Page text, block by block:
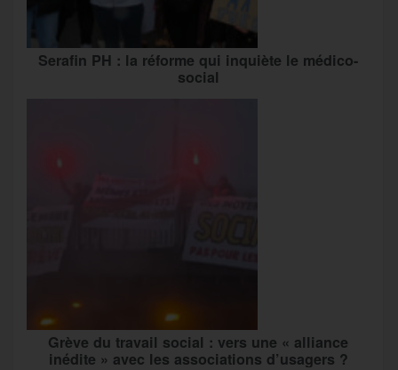
Serafin PH : la réforme qui inquiète le médico-
social
Grève du travail social : vers une « alliance
inédite » avec les associations d’usagers ?